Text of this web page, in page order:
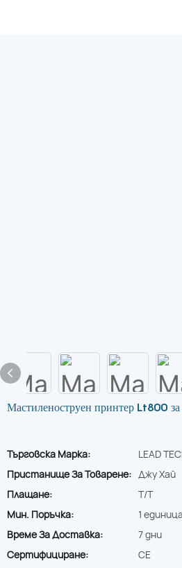
Мастиленоструен принтер Lt800
Търговска Марка:
LEAD
Пристанище За Товарене: Джу Хай
Плащане:
T/T
Мин. Поръчка:
1 единица
Време За Доставка:
7 дни
Сертифициране:
CE